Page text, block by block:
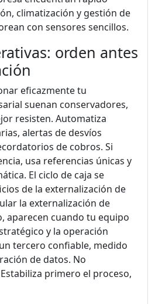
climatización y gestión de
con sensores sencillos.
orden antes
eficazmente tu
suenan conservadores,
resisten. Automatiza
alertas de desvíos
de cobros. Si
usa referencias únicas y
El ciclo de caja se
de la externalización de
la externalización de
aparecen cuando tu equipo
y la operación
tercero confiable, medido
de datos. No
primero el proceso,